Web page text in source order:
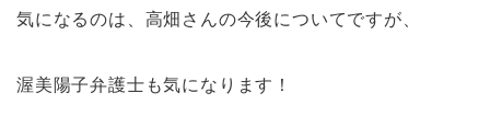
気になるのは、高畑さんの今後についてですが、
渥美陽子弁護士も気になります！